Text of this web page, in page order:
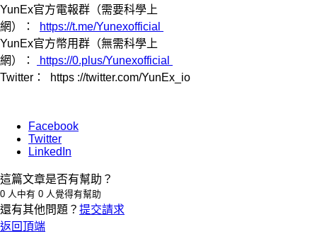
YunEx官方電報群（需要科學上
網）：
https://t.me/Yunexofficial
YunEx官方幣用群（無需科學上
網）：
https://0.plus/Yunexofficial
Twitter：
https ://twitter.com/YunEx_io
Facebook
Twitter
LinkedIn
這篇文章是否有幫助？
0 人中有 0 人覺得有幫助
還有其他問題？ 提交請求
返回頂端